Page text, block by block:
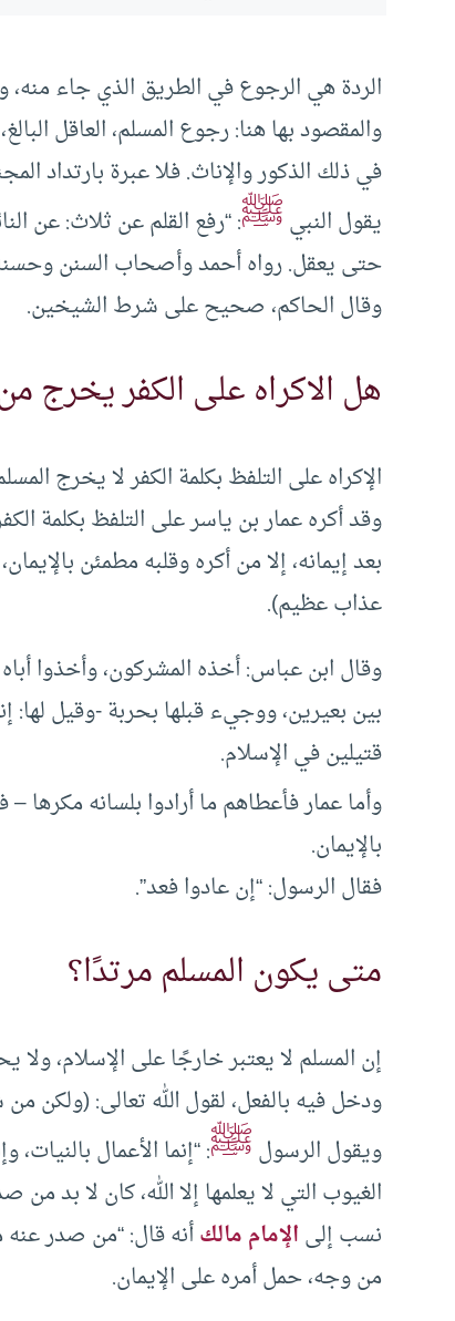
الردة هي الرجوع في الطريق الذي جاء منه،
والمقصود بها هنا: رجوع المسلم، العاقل
في ذلك الذكور والإناث. فلا عبرة بارتداد
يقول النبيﷺ: “رفع القلم عن ثلاث: عن
حتى يعقل. رواه أحمد وأصحاب السنن
وقال الحاكم، صحيح على شرط الشيخين.
هل الاكراه على الكفر يخرج
الإكراه على التلفظ بكلمة الكفر لا يخرج
وقد أكره عمار بن ياسر على التلفظ بكلمة
بعد إيمانه، إلا من أكره وقلبه مطمئن
عذاب عظيم).
وقال ابن عباس: أخذه المشركون، وأخذوا
بين بعيرين، ووجيء قبلها بحربة -وقيل
قتيلين في الإسلام.
وأما عمار فأعطاهم ما أرادوا بلسانه مكرها
بالإيمان.
فقال الرسول: “إن عادوا فعد”.
متى يكون المسلم مرتدًا؟
إن المسلم لا يعتبر خارجًا على الإسلام، ولا
ودخل فيه بالفعل، لقول الله تعالى: (ولكن
ويقول الرسولﷺ: “إنما الأعمال
الغيوب التي لا يعلمها إلا الله، كان لا بد
نسب إلىالإمام مالكأنه قال: “من صدر
من وجه، حمل أمره على الإيمان.